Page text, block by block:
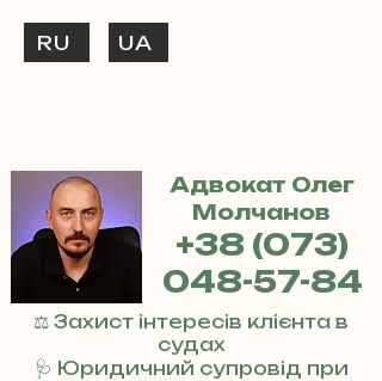
UA
RU
Адвокат Олег
Молчанов
+38 (073)
048-57-84
⚖️ Захист інтересів клієнта в
судах
🩺 Юридичний супровід при